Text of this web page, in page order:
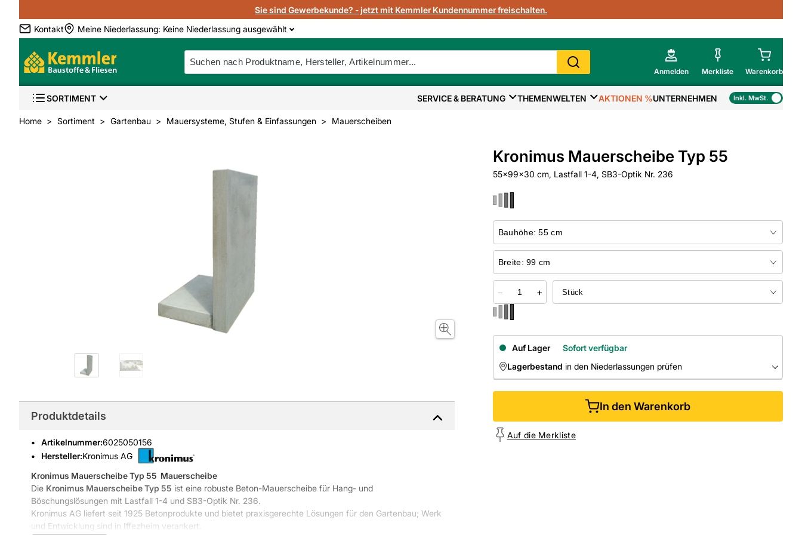
Sie sind Gewerbekunde? - jetzt mit Kemmler Kundennummer freischalten.
Kontakt
Meine Niederlassung: Keine Niederlassung ausgewählt
Anmelden Merkliste Warenkorb
Mein Warenkorb
Zur Kasse
SORTIMENT SERVICE & BERATUNG THEMENWELTEN AKTIONEN %UNTERNEHMEN Inkl. MwSt.
Home Sortiment Gartenbau Mauersysteme, Stufen & Einfassungen Mauerscheiben
Kronimus Mauerscheibe Typ 55
55x99x30 cm, Lastfall 1-4, SB3-Optik Nr. 236
− +
Auf Lager
Sofort verfügbar
Lagerbestand in den Niederlassungen prüfen
NIEDERLASSUNGEN
In den Warenkorb
Auf die Merkliste
Produktdetails
Artikelnummer:6025050156
Hersteller:Kronimus AG
Kronimus Mauerscheibe Typ 55  Mauerscheibe
Die Kronimus Mauerscheibe Typ 55 ist eine robuste Beton-Mauerscheibe für Hang- und
Böschungslösungen mit Lastfall 1-4 und SB3-Optik Nr. 236.
Kronimus AG liefert seit 1925 Betonprodukte und bietet praxisgerechte Lösungen für den Gartenbau; Werk
und Entwicklung sind in Iffezheim verankert.